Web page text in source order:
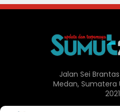
Jalan Sei
Medan, Sumatera